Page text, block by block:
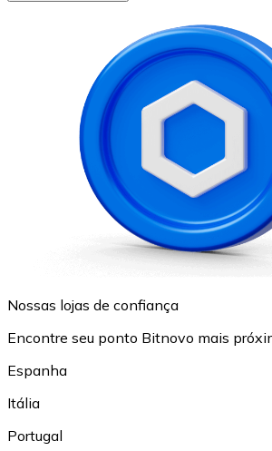
Nossas lojas de confiança
Encontre seu ponto Bitnovo mais
Espanha
Itália
Portugal